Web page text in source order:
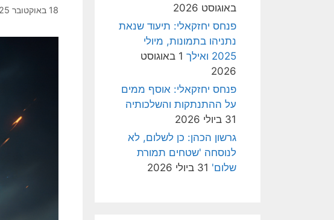
18 באוקטובר 2025
באוגוסט 2026
פנחס יחזקאלי: תיעוד שנאת
נתניהו בתמונות, מיולי
2025 ואילך
1 באוגוסט
2026
פנחס יחזקאלי: אוסף ממים
על ההתנתקות והשלכותיה
31 ביולי 2026
גרשון הכהן: כן לשלום, לא
לנוסחה 'שטחים תמורת
שלום' 31 ביולי 2026